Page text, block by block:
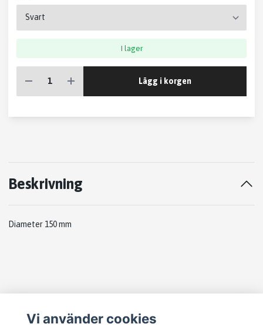
I lager
Lägg i korgen
Beskrivning
Diameter 150 mm
Vi använder cookies